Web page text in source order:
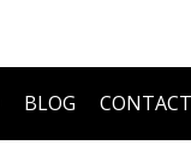
BLOG